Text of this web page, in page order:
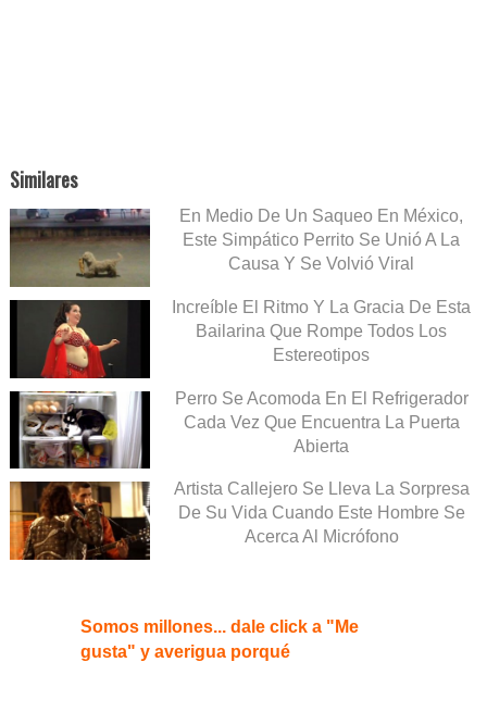
Similares
En Medio De Un Saqueo En México,
Este Simpático Perrito Se Unió A La
Causa Y Se Volvió Viral
Increíble El Ritmo Y La Gracia De Esta
Bailarina Que Rompe Todos Los
Estereotipos
Perro Se Acomoda En El Refrigerador
Cada Vez Que Encuentra La Puerta
Abierta
Artista Callejero Se Lleva La Sorpresa
De Su Vida Cuando Este Hombre Se
Acerca Al Micrófono
Somos millones... dale click a "Me
gusta" y averigua porqué